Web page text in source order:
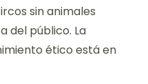
sin animales
del público. La
ético está en